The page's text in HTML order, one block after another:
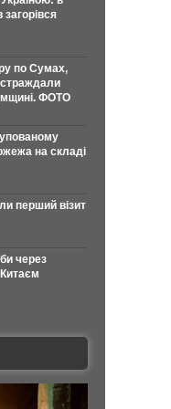
загорівся
по Сумах,
ФОТО
на складі
перший візит
через